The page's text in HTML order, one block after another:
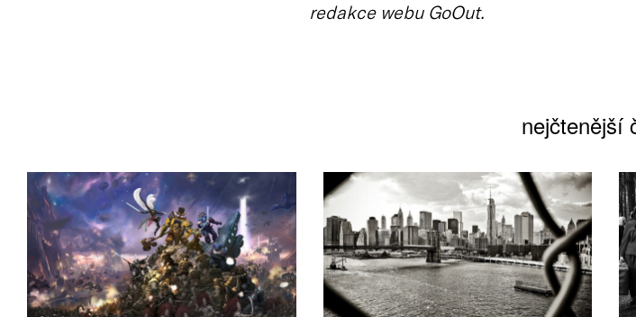
redakce webu GoOut.
nejčtenější